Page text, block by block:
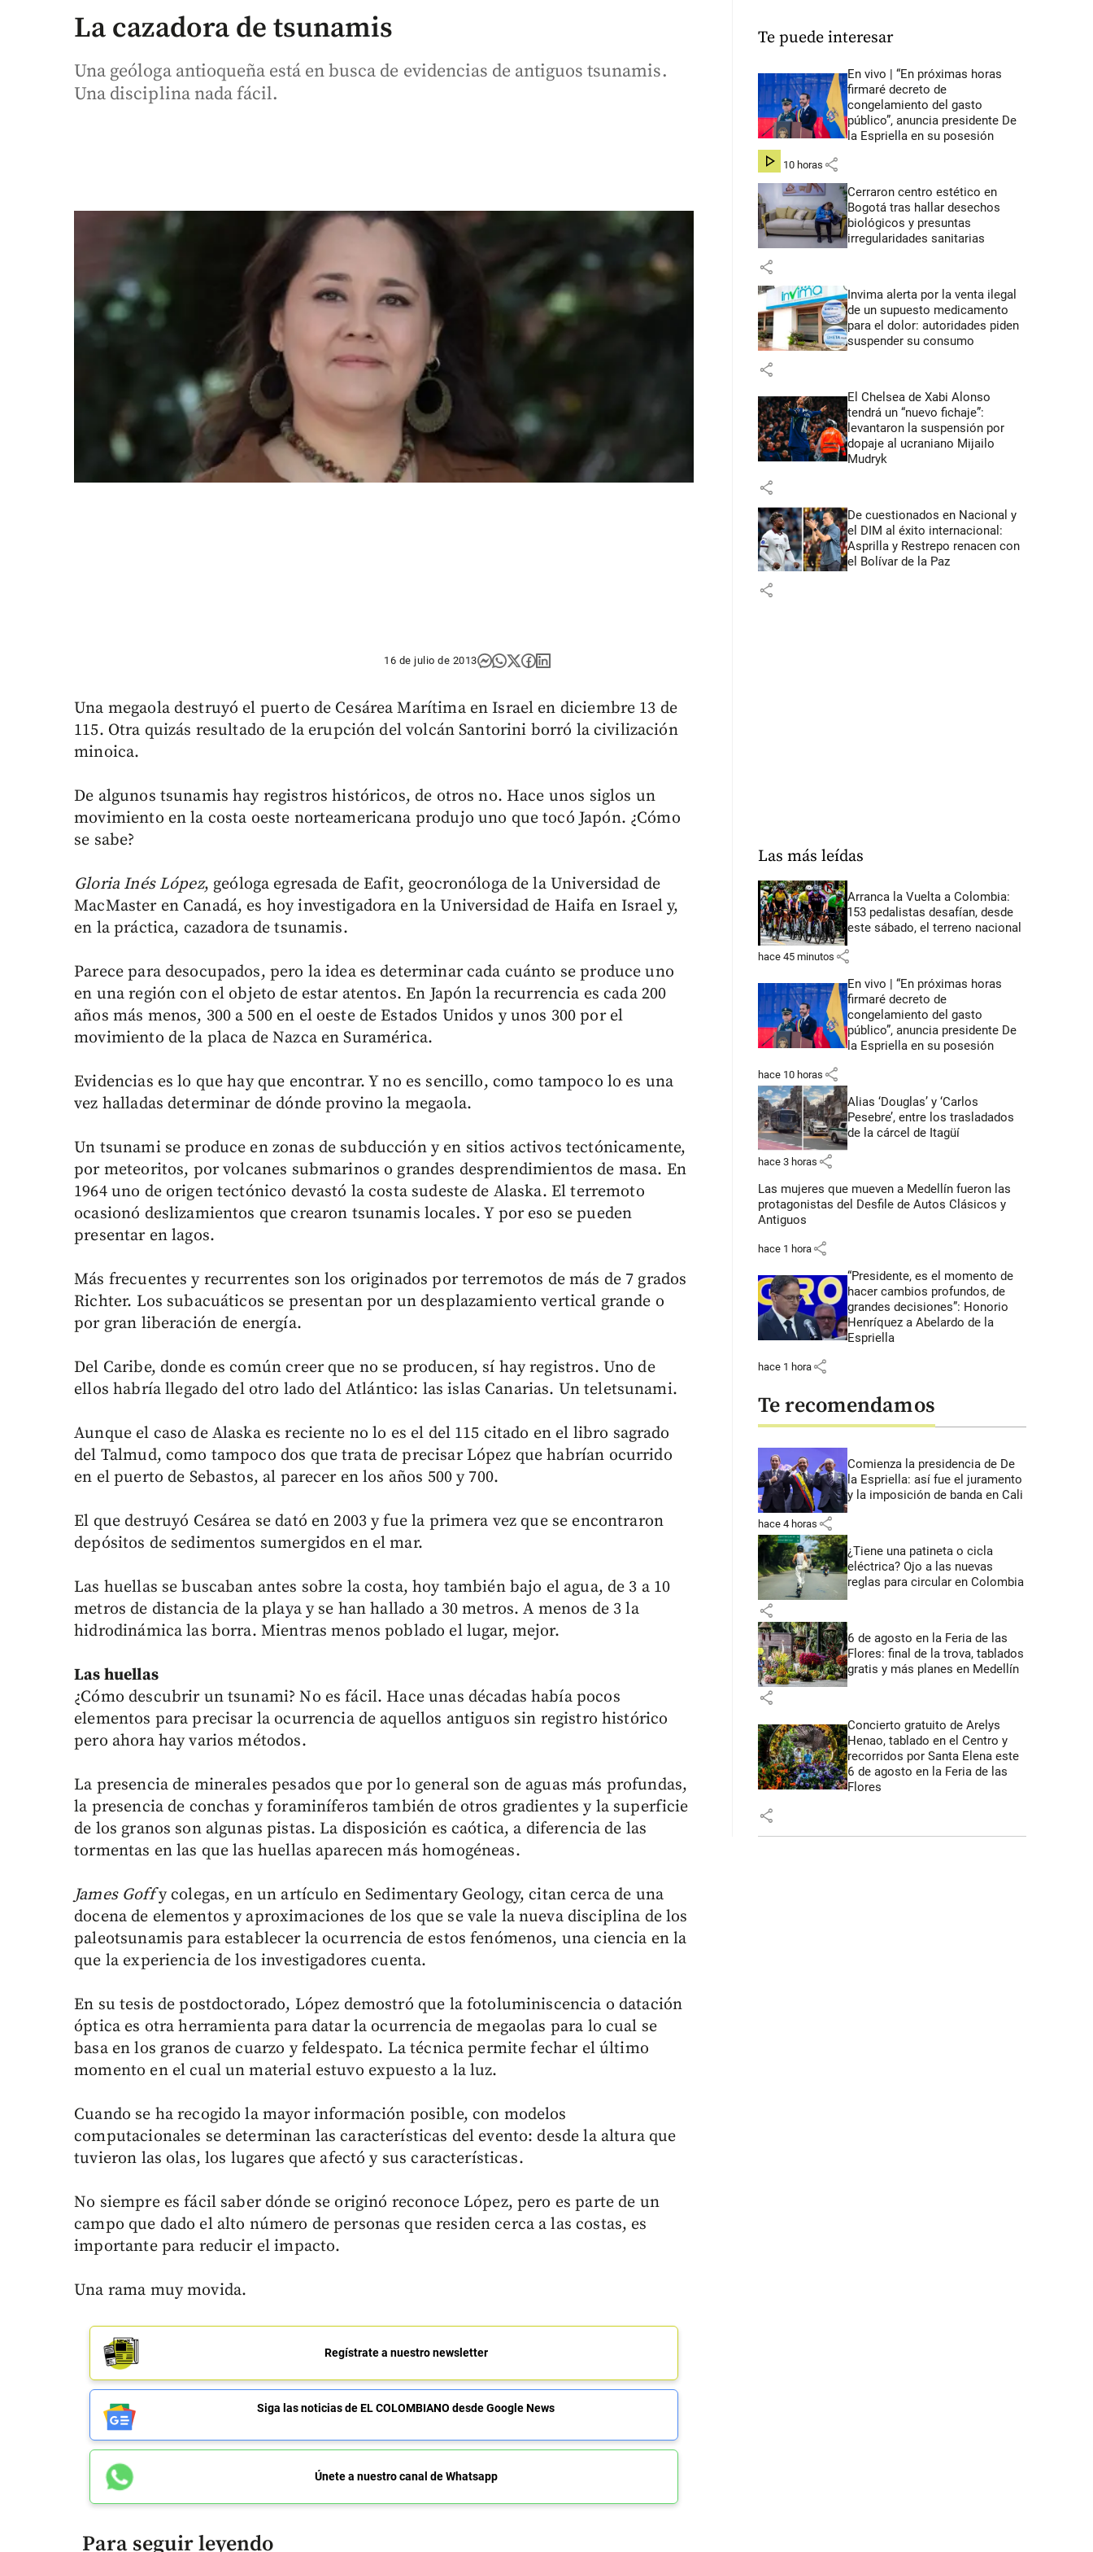
La cazadora de tsunamis
Una geóloga antioqueña está en busca de evidencias de antiguos tsunamis.
Una disciplina nada fácil.
16 de julio de 2013
Una megaola destruyó el puerto de Cesárea Marítima en Israel en diciembre 13 de
115. Otra quizás resultado de la erupción del volcán Santorini borró la civilización
minoica.
De algunos tsunamis hay registros históricos, de otros no. Hace unos siglos un
movimiento en la costa oeste norteamericana produjo uno que tocó Japón. ¿Cómo
se sabe?
Gloria Inés López, geóloga egresada de Eafit, geocronóloga de la Universidad de
MacMaster en Canadá, es hoy investigadora en la Universidad de Haifa en Israel y,
en la práctica, cazadora de tsunamis.
Parece para desocupados, pero la idea es determinar cada cuánto se produce uno
en una región con el objeto de estar atentos. En Japón la recurrencia es cada 200
años más menos, 300 a 500 en el oeste de Estados Unidos y unos 300 por el
movimiento de la placa de Nazca en Suramérica.
Evidencias es lo que hay que encontrar. Y no es sencillo, como tampoco lo es una
vez halladas determinar de dónde provino la megaola.
Un tsunami se produce en zonas de subducción y en sitios activos tectónicamente,
por meteoritos, por volcanes submarinos o grandes desprendimientos de masa. En
1964 uno de origen tectónico devastó la costa sudeste de Alaska. El terremoto
ocasionó deslizamientos que crearon tsunamis locales. Y por eso se pueden
presentar en lagos.
Más frecuentes y recurrentes son los originados por terremotos de más de 7 grados
Richter. Los subacuáticos se presentan por un desplazamiento vertical grande o
por gran liberación de energía.
Del Caribe, donde es común creer que no se producen, sí hay registros. Uno de
ellos habría llegado del otro lado del Atlántico: las islas Canarias. Un teletsunami.
Aunque el caso de Alaska es reciente no lo es el del 115 citado en el libro sagrado
del Talmud, como tampoco dos que trata de precisar López que habrían ocurrido
en el puerto de Sebastos, al parecer en los años 500 y 700.
El que destruyó Cesárea se dató en 2003 y fue la primera vez que se encontraron
depósitos de sedimentos sumergidos en el mar.
Las huellas se buscaban antes sobre la costa, hoy también bajo el agua, de 3 a 10
metros de distancia de la playa y se han hallado a 30 metros. A menos de 3 la
hidrodinámica las borra. Mientras menos poblado el lugar, mejor.
Las huellas
¿Cómo descubrir un tsunami? No es fácil. Hace unas décadas había pocos
elementos para precisar la ocurrencia de aquellos antiguos sin registro histórico
pero ahora hay varios métodos.
La presencia de minerales pesados que por lo general son de aguas más profundas,
la presencia de conchas y foraminíferos también de otros gradientes y la superficie
de los granos son algunas pistas. La disposición es caótica, a diferencia de las
tormentas en las que las huellas aparecen más homogéneas.
James Goffy colegas, en un artículo en Sedimentary Geology, citan cerca de una
docena de elementos y aproximaciones de los que se vale la nueva disciplina de los
paleotsunamis para establecer la ocurrencia de estos fenómenos, una ciencia en la
que la experiencia de los investigadores cuenta.
En su tesis de postdoctorado, López demostró que la fotoluminiscencia o datación
óptica es otra herramienta para datar la ocurrencia de megaolas para lo cual se
basa en los granos de cuarzo y feldespato. La técnica permite fechar el último
momento en el cual un material estuvo expuesto a la luz.
Cuando se ha recogido la mayor información posible, con modelos
computacionales se determinan las características del evento: desde la altura que
tuvieron las olas, los lugares que afectó y sus características.
No siempre es fácil saber dónde se originó reconoce López, pero es parte de un
campo que dado el alto número de personas que residen cerca a las costas, es
importante para reducir el impacto.
Una rama muy movida.
Regístrate a nuestro newsletter
Siga las noticias de EL COLOMBIANO desde Google News
Únete a nuestro canal de Whatsapp
Para seguir leyendo
Te puede interesar
En vivo | “En próximas horas
firmaré decreto de
congelamiento del gasto
público”, anuncia presidente De
la Espriella en su posesión
hace 10 horas share
Cerraron centro estético en
Bogotá tras hallar desechos
biológicos y presuntas
irregularidades sanitarias
share
Invima alerta por la venta ilegal
de un supuesto medicamento
para el dolor: autoridades piden
suspender su consumo
share
El Chelsea de Xabi Alonso
tendrá un “nuevo fichaje”:
levantaron la suspensión por
dopaje al ucraniano Mijailo
Mudryk
share
De cuestionados en Nacional y
el DIM al éxito internacional:
Asprilla y Restrepo renacen con
el Bolívar de la Paz
share
Las más leídas
Arranca la Vuelta a Colombia:
153 pedalistas desafían, desde
este sábado, el terreno nacional
hace 45 minutos share
En vivo | “En próximas horas
firmaré decreto de
congelamiento del gasto
público”, anuncia presidente De
la Espriella en su posesión
hace 10 horas share
Alias ‘Douglas’ y ‘Carlos
Pesebre’, entre los trasladados
de la cárcel de Itagüí
hace 3 horas share
Las mujeres que mueven a Medellín fueron las
protagonistas del Desfile de Autos Clásicos y
Antiguos
hace 1 hora share
“Presidente, es el momento de
hacer cambios profundos, de
grandes decisiones”: Honorio
Henríquez a Abelardo de la
Espriella
hace 1 hora share
Te recomendamos
Comienza la presidencia de De
la Espriella: así fue el juramento
y la imposición de banda en Cali
hace 4 horas share
¿Tiene una patineta o cicla
eléctrica? Ojo a las nuevas
reglas para circular en Colombia
share
6 de agosto en la Feria de las
Flores: final de la trova, tablados
gratis y más planes en Medellín
share
Concierto gratuito de Arelys
Henao, tablado en el Centro y
recorridos por Santa Elena este
6 de agosto en la Feria de las
Flores
share